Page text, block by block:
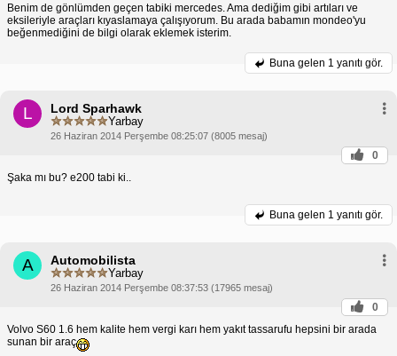
Benim de gönlümden geçen tabiki mercedes. Ama dediğim gibi artıları ve
eksileriyle araçları kıyaslamaya çalışıyorum. Bu arada babamın mondeo'yu
beğenmediğini de bilgi olarak eklemek isterim.
Buna gelen 1 yanıtı gör.
L Lord Sparhawk
Yarbay
26 Haziran 2014 Perşembe 08:25:07 (8005 mesaj)
0
Şaka mı bu? e200 tabi ki..
Buna gelen 1 yanıtı gör.
A Automobilista
Yarbay
26 Haziran 2014 Perşembe 08:37:53 (17965 mesaj)
0
Volvo S60 1.6 hem kalite hem vergi karı hem yakıt tassarufu hepsini bir arada
sunan bir araç